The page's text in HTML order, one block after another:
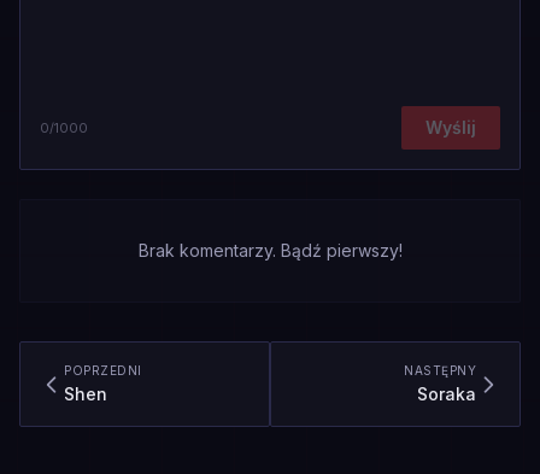
0/1000 Wyślij
Brak komentarzy. Bądź pierwszy!
POPRZEDNI
Shen
NASTĘPNY
Soraka